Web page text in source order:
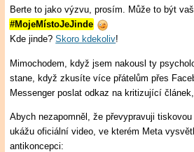
Berte to jako výzvu, prosím. Může to být
#MojeMístoJeJinde
Kde jinde?Skoro kdekoliv!
Mimochodem, když jsem nakousl ty
stane, když zkusíte více přátelům přes
Messenger poslat odkaz na kritizující
Abych nezapomněl, že převypravuji
ukážu oficiální video, ve kterém Meta
antikoncepci: